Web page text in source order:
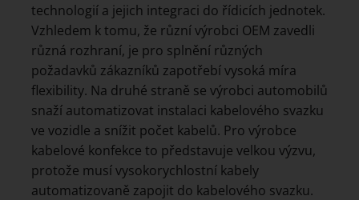
technologií a jejich integraci do řídicích jednotek.
Vzhledem k tomu, že různí výrobci OEM zavedli
různá rozhraní, je pro splnění různých
požadavků zákazníků zapotřebí vysoká míra
flexibility. Na druhé straně se výrobci automobilů
snaží automatizovat instalaci kabelového svazku
ve vozidle a snížit počet kabelů. Pro výrobce
kabelové konfekce to představuje velkou výzvu,
protože musí vysokorychlostní kabely
automatizovaně zapojit do kabelového svazku.